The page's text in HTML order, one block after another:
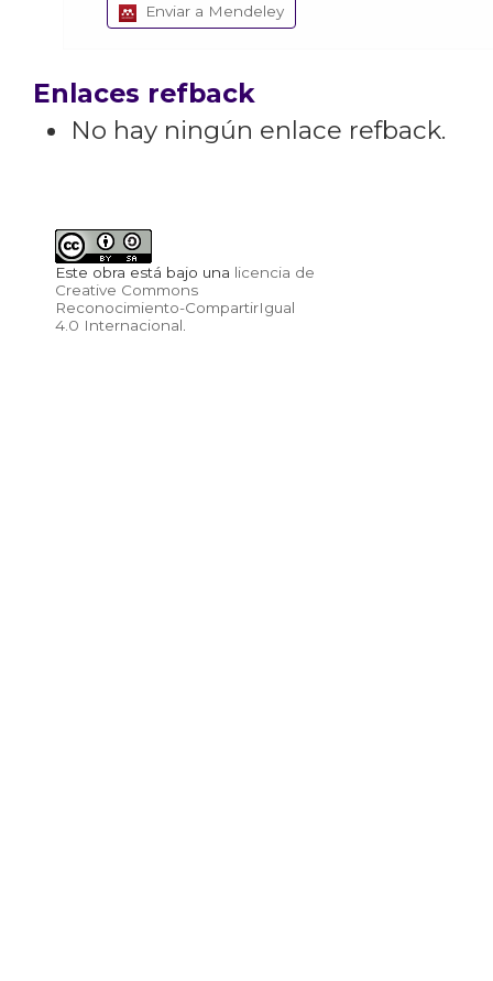
Enviar a Mendeley
Enlaces refback
No hay ningún enlace refback.
Este obra está bajo una licencia de
Creative Commons
Reconocimiento-CompartirIgual
4.0 Internacional.